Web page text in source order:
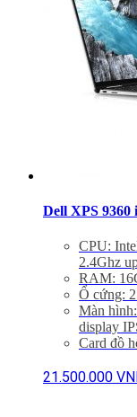
Dell XPS 9360
CPU:
2.4Ghz
RAM:
Ổ cứng:
Màn
display
Card đồ
Cổng kết
21.500.000